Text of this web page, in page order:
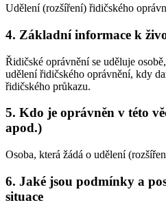
Udělení (rozšíření) řidičského
4. Základní informace k
Řidičské oprávnění se uděluje
udělení řidičského oprávnění, kdy
řidičského průkazu.
5. Kdo je oprávněn v této
apod.)
Osoba, která žádá o udělení
6. Jaké jsou podmínky a
situace